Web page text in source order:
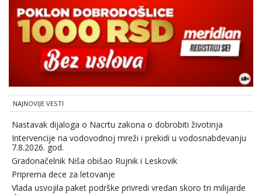
NAJNOVIJE VESTI
Nastavak dijaloga o Nacrtu zakona o dobrobiti životinja
Intervencije na vodovodnoj mreži i prekidi u vodosnabdevanju
7.8.2026. god.
Gradonačelnik Niša obišao Rujnik i Leskovik
Priprema dece za letovanje
Vlada usvojila paket podrške privredi vredan skoro tri milijarde